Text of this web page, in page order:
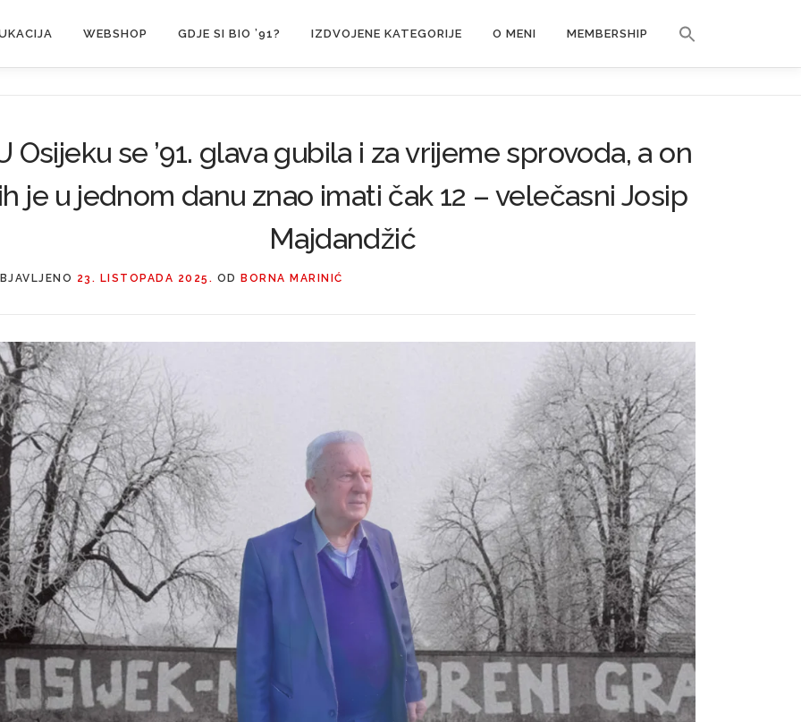
WEBSHOP GDJE SI BIO ’91? IZDVOJENE KATEGORIJE O MENI MEMBERSHIP
Osijeku se ’91. glava gubila i za vrijeme sprovoda, a on
ih je u jednom danu znao imati čak 12 – velečasni Josip
Majdandžić
23. LISTOPADA 2025. OD BORNA MARINIĆ